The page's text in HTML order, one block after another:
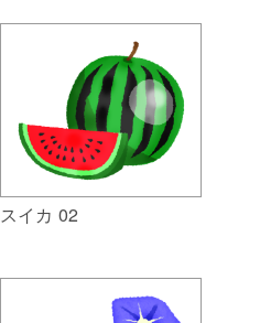
スイカ 02